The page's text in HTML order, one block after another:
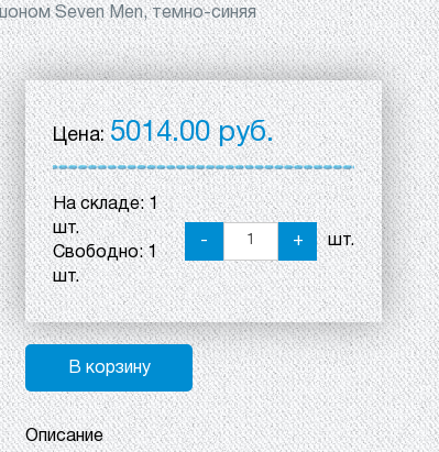
Seven Men, темно-синяя
Цена:5014.00 руб.
На складе:1
шт.
Свободно:1
шт.
- + шт.
В корзину
Описание